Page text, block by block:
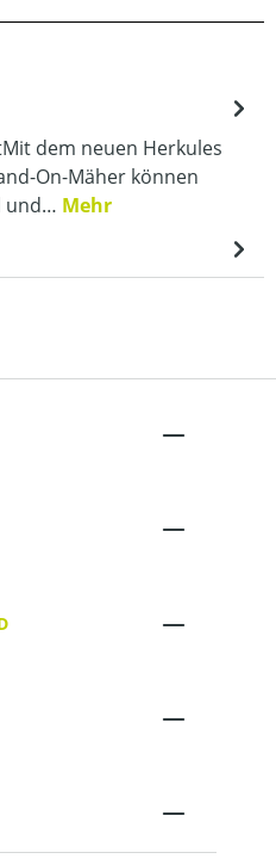
dem neuen Herkules
On-Mäher können
und… Mehr